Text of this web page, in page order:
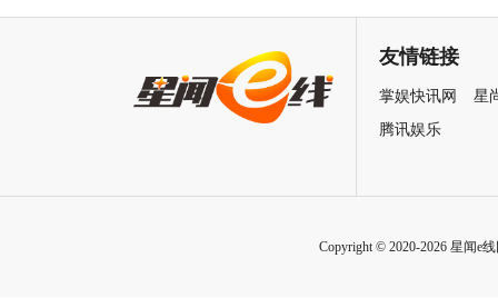
乐水准引发行业内外如潮好评
友情链接
掌娱快讯网
星
腾讯娱乐
Copyright © 2020-2026 星闻e